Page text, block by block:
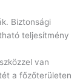
Biztonsági
teljesítmény
van
a főzőterületen